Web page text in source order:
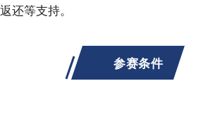
还等支持。
参赛条件